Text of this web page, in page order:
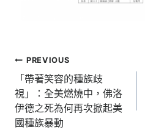
PREVIOUS
「帶著笑容的種族歧
視」：全美燃燒中，佛洛
伊德之死為何再次掀起美
國種族暴動